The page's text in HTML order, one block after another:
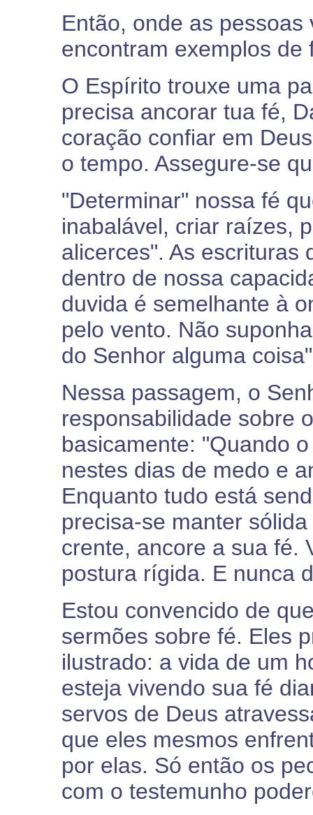
Então, onde as
encontram exemplos de
O Espírito trouxe uma
precisa ancorar tua fé,
coração confiar em
o tempo. Assegure-se
"Determinar" nossa fé
inabalável, criar raízes,
alicerces". As escrituras
dentro de nossa
duvida é semelhante à
pelo vento. Não
do Senhor alguma
Nessa passagem, o
responsabilidade sobre
basicamente: "Quando
nestes dias de medo e
Enquanto tudo está
precisa-se manter
crente, ancore a sua fé.
postura rígida. E nunca
Estou convencido de
sermões sobre fé. Eles
ilustrado: a vida de um
esteja vivendo sua fé
servos de Deus
que eles mesmos
por elas. Só então os
com o testemunho